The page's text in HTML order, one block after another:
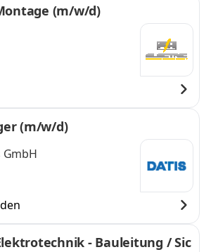
(m/w/d)
(m/w/d)
GmbH
- Bauleitung / Sic